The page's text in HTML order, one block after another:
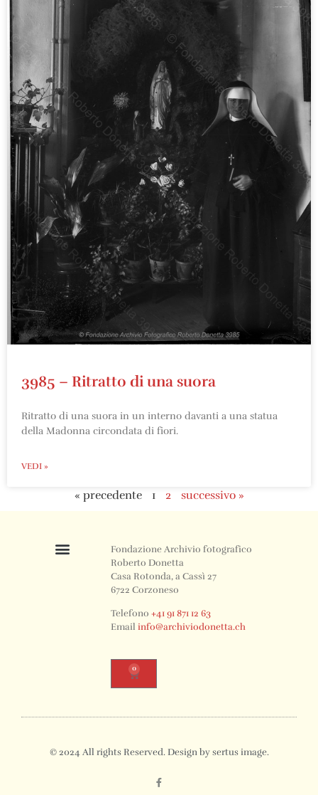
3985 – Ritratto di una suora
Ritratto di una suora in un interno davanti a una statua
della Madonna circondata di fiori.
VEDI »
« precedente 1 2 successivo »
Fondazione Archivio fotografico
Roberto Donetta
Casa Rotonda, a Cassì 27
6722 Corzoneso
Telefono+41 91 871 12 63
Emailinfo@archiviodonetta.ch
0
© 2024 All rights Reserved. Design by sertus image.